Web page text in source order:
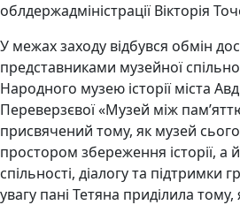
облдержадміністрації Вікторія
У межах заходу відбувся обмін
представниками музейної
Народного музею історії міста
Переверзєвої «Музей між
присвячений тому, як музей
простором збереження історії,
спільності, діалогу та підтримки
увагу пані Тетяна приділила